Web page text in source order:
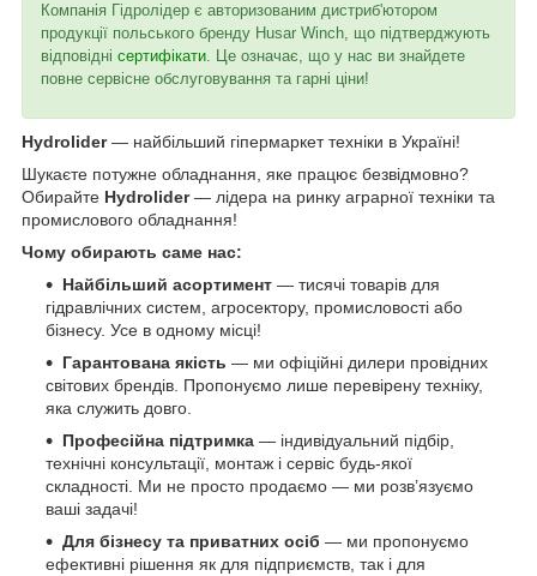
Компанія Гідролідер є авторизованим дистриб'ютором
продукції польського бренду Husar Winch, що підтверджують
відповідні сертифікати. Це означає, що у нас ви знайдете
повне сервісне обслуговування та гарні ціни!
Hydrolider— найбільший гіпермаркет техніки в Україні!
Шукаєте потужне обладнання, яке працює безвідмовно?
Обирайте Hydrolider— лідера на ринку аграрної техніки та
промислового обладнання!
Чому обирають саме нас:
Найбільший асортимент — тисячі товарів для
гідравлічних систем, агросектору, промисловості або
бізнесу. Усе в одному місці!
Гарантована якість — ми офіційні дилери провідних
світових брендів. Пропонуємо лише перевірену техніку,
яка служить довго.
Професійна підтримка — індивідуальний підбір,
технічні консультації, монтаж і сервіс будь-якої
складності. Ми не просто продаємо — ми розв’язуємо
ваші задачі!
Для бізнесу та приватних осіб — ми пропонуємо
ефективні рішення як для підприємств, так і для